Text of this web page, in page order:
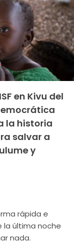
en Kivu del
la historia
salvar a
y
rápida e
la última noche
nada.